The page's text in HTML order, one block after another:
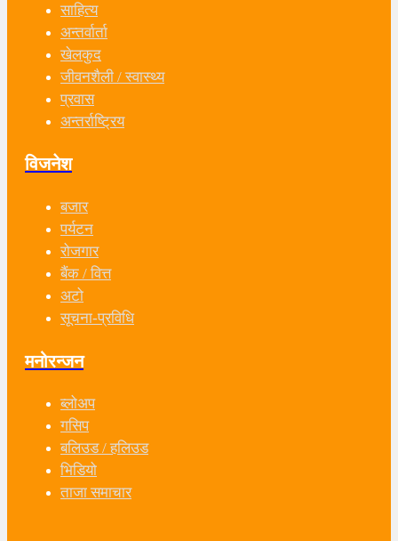
साहित्य
अन्तर्वार्ता
खेलकुद
जीवनशैली / स्वास्थ्य
प्रवास
अन्तर्राष्ट्रिय
विजनेश
बजार
पर्यटन
रोजगार
बैंक / वित्त
अटो
सूचना-प्रविधि
मनोरन्जन
ब्लोअप
गसिप
बलिउड / हलिउड
भिडियो
ताजा समाचार